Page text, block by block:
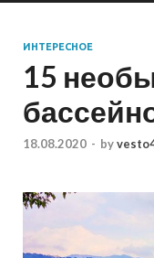
ИНТЕРЕСНОЕ
15
18.08.2020 - by